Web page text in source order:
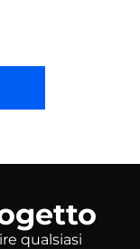
qualsiasi